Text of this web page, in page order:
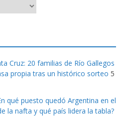
Cruz: 20 familias de Río Gallegos
propia tras un histórico sorteo 5
qué puesto quedó Argentina en el
la nafta y qué país lidera la tabla?